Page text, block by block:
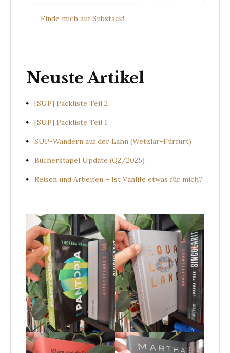
Finde mich auf Substack!
Neuste Artikel
[SUP] Packliste Teil 2
[SUP] Packliste Teil 1
SUP-Wandern auf der Lahn (Wetzlar-Fürfurt)
Bücherstapel Update (Q2/2025)
Reisen und Arbeiten – Ist Vanlife etwas für mich?